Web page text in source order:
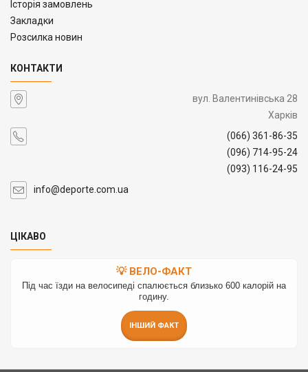
Історія замовлень
Закладки
Розсилка новин
КОНТАКТИ
вул. Валентинівська 28
Харків
(066) 361-86-35
(096) 714-95-24
(093) 116-24-95
info@deporte.com.ua
ЦІКАВО
💡 ВЕЛО-ФАКТ
Під час їзди на велосипеді спалюється близько 600 калорій на
годину.
ІНШИЙ ФАКТ